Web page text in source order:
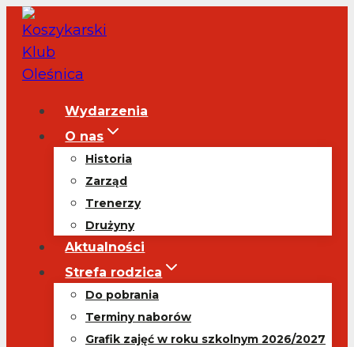
Przejdź
do
treści
Wydarzenia
O nas
Historia
Zarząd
Trenerzy
Drużyny
Aktualności
Strefa rodzica
Do pobrania
Terminy naborów
Grafik zajęć w roku szkolnym 2026/2027